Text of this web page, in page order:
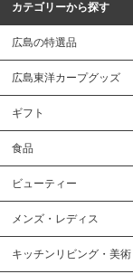
カテゴリーから探す
広島の特選品
広島東洋カープグッズ
ギフト
食品
ビューティー
メンズ・レディス
キッチンリビング・美術